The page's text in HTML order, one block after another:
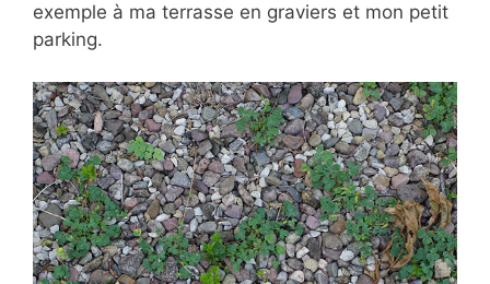
exemple à ma terrasse en graviers et mon petit
parking.